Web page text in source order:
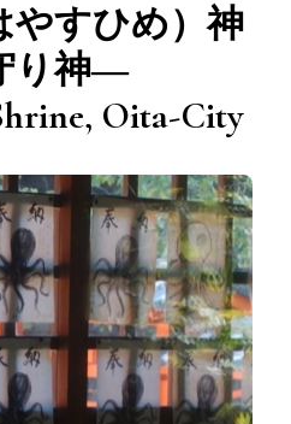
やすひめ）神
り神―
Oita-City